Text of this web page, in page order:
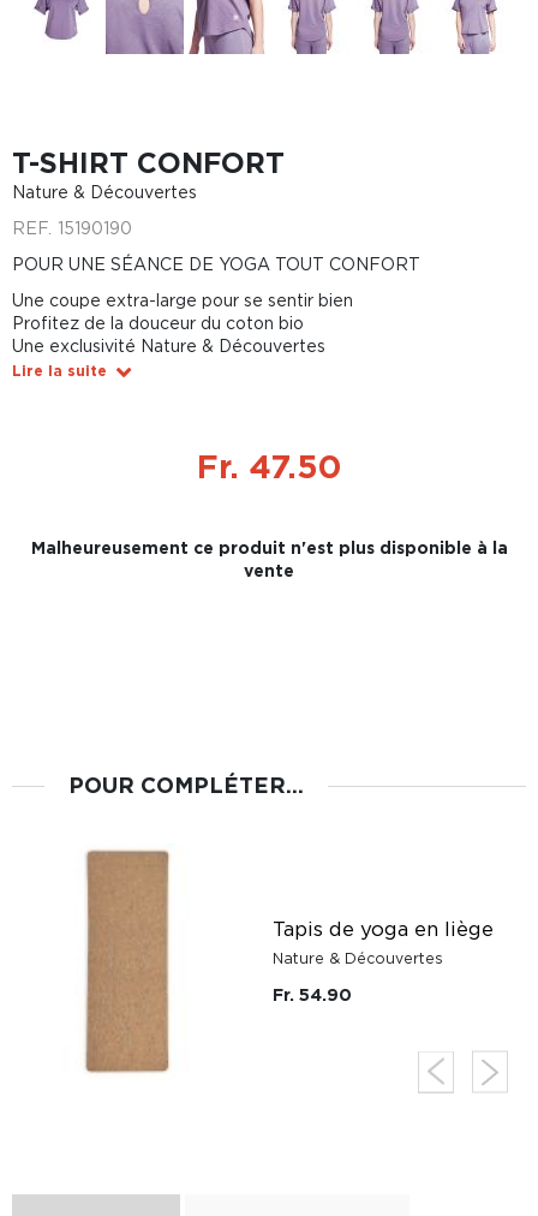
T-SHIRT CONFORT
Nature & Découvertes
REF. 15190190
POUR UNE SÉANCE DE YOGA TOUT CONFORT
Une coupe extra-large pour se sentir bien
Profitez de la douceur du coton bio
Une exclusivité Nature & Découvertes
Lire la suite
Fr. 47.50
Malheureusement ce produit n'est plus disponible à la
vente
POUR COMPLÉTER...
Tapis de yoga en liège
Nature & Découvertes
Fr. 54.90